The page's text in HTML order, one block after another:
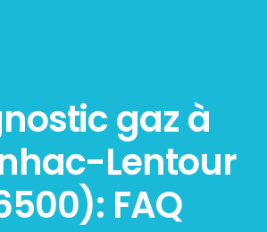
gaz à
Lentour
FAQ